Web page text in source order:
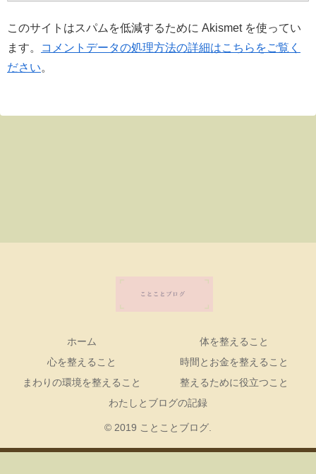
このサイトはスパムを低減するために Akismet を使ってい
ます。
コメントデータの処理方法の詳細はこちらをご覧く
ださい。
ホーム
体を整えること
心を整えること
時間とお金を整えること
まわりの環境を整えること
整えるために役立つこと
わたしとブログの記録
© 2019 ことことブログ.